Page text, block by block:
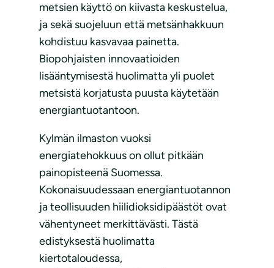
metsien käyttö on kiivasta keskustelua,
ja sekä suojeluun että metsänhakkuun
kohdistuu kasvavaa painetta.
Biopohjaisten innovaatioiden
lisääntymisestä huolimatta yli puolet
metsistä korjatusta puusta käytetään
energiantuotantoon.
Kylmän ilmaston vuoksi
energiatehokkuus on ollut pitkään
painopisteenä Suomessa.
Kokonaisuudessaan energiantuotannon
ja teollisuuden hiilidioksidipäästöt ovat
vähentyneet merkittävästi. Tästä
edistyksestä huolimatta
kiertotaloudessa,